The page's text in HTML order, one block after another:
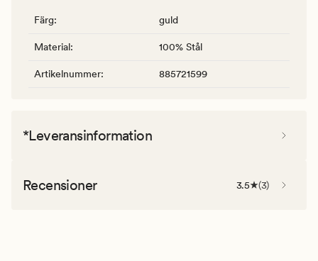
Färg: guld
Material: 100% Stål
Artikelnummer: 885721599
*Leveransinformation
Recensioner 3.5 (3)